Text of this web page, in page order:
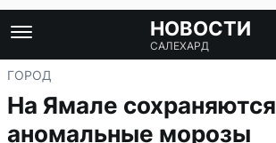
НОВОСТИ
САЛЕХАРД
ГОРОД
На Ямале сохраняются
аномальные морозы